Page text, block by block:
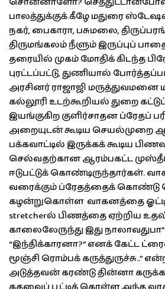
பாலத்துக்குக் கீழே மதுரை
நகர், பைகாரா, பசுமலை,
திருமங்கலம் நீளும் இருப்புப்
தரையில் முகம் மோதிக் கிடந்த
புரட்டப்பட்டு, துணியால்
அரசினர் ராஜாஜி மருத்துவமனை
கல்லூரி உடற்கூறியல் துறை
இயங்குகிற குளிர்சாதன ப்ரேதப்
அறையுடன் கூடிய செயல்முறை
பக்கவாட்டில் இருக்கக் கூடிய
செல்வதற்கான ஆரம்பகட்ட
ஈடுபட்டுக் கொண்டிருந்தார்கள்.
வரைக்கும் ப்ரேதத்தைக்
கழன்றுகொள்ள வாகனத்தை
stretcherல் பிணத்தை ஏற்றிய
காலைலேருந்து இது
“இந்திக்காரனா?” எனக் கேட்ட
மூஞ்சி ரொம்பக் கருத்துருச்சு..”
அடுத்தவன் கரண்டு தின்னா